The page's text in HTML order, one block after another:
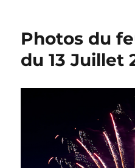
Photos du
du 13 Juillet